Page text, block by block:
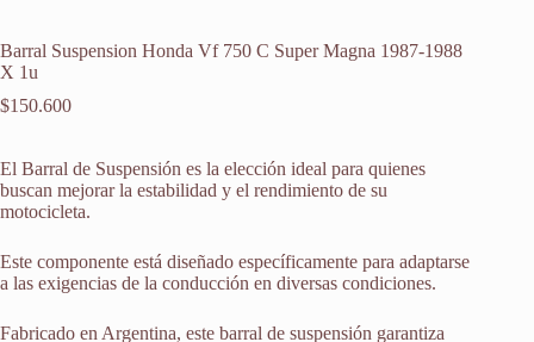
Barral Suspension Honda Vf 750 C Super Magna 1987-1988
X 1u
$150.600
El Barral de Suspensión es la elección ideal para quienes
buscan mejorar la estabilidad y el rendimiento de su
motocicleta.
Este componente está diseñado específicamente para adaptarse
a las exigencias de la conducción en diversas condiciones.
Fabricado en Argentina, este barral de suspensión garantiza